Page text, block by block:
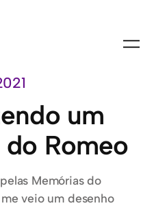
um
Romeo
Memórias do
veio um desenho